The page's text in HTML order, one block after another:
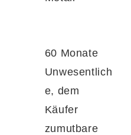
bietet dir eine
aufeinander
ganz nach
kannst.
oder großzügige
60 Monate
Unwesentlich
e, dem
Käufer
zumutbare